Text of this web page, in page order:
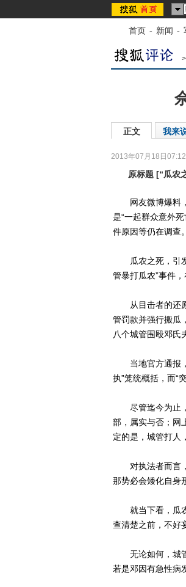
首页 - 新闻 -
>
正文 我来
2013年07月18日07:12
原标题 [“瓜农
网友微博爆料，
是“一起群众意外
件原因等仍在调查。
瓜农之死，引发
管暴打瓜农”事件，
从目击者的还原
管罚款并强行搬瓜
八个城管围殴邓氏
当地官方通报，
执”笼统概括，而“
尽管迄今为止，
部，属实与否；网
定的是，城管打人
对执法者而言，
那势必会矮化自身
就当下看，瓜农
查清楚之前，不好
无论如何，城管
若是邓因有急性病